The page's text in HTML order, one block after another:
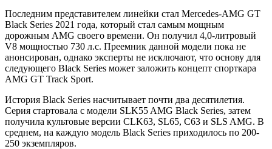
Последним представителем линейки стал Mercedes-AMG GT
Black Series 2021 года, который стал самым мощным
дорожным AMG своего времени. Он получил 4,0-литровый
V8 мощностью 730 л.с. Преемник данной модели пока не
анонсирован, однако эксперты не исключают, что основу для
следующего Black Series может заложить концепт спорткара
AMG GT Track Sport.
История Black Series насчитывает почти два десятилетия.
Серия стартовала с модели SLK55 AMG Black Series, затем
получила культовые версии CLK63, SL65, C63 и SLS AMG. В
среднем, на каждую модель Black Series приходилось по 200-
250 экземпляров.